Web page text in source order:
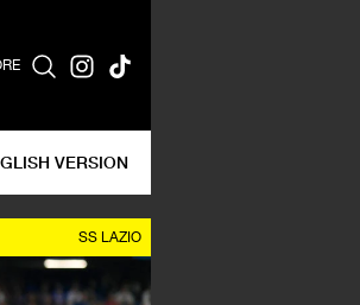
VERSION
SS LAZIO